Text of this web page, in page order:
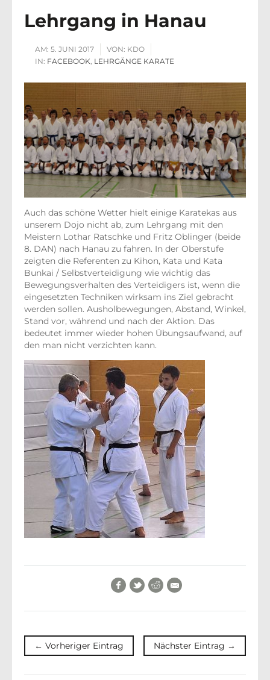
Lehrgang in Hanau
AM: 5. JUNI 2017 VON: KDO
IN: FACEBOOK, LEHRGÄNGE KARATE
Auch das schöne Wetter hielt einige Karatekas aus
unserem Dojo nicht ab, zum Lehrgang mit den
Meistern Lothar Ratschke und Fritz Oblinger (beide
8. DAN) nach Hanau zu fahren. In der Oberstufe
zeigten die Referenten zu Kihon, Kata und Kata
Bunkai / Selbstverteidigung wie wichtig das
Bewegungsverhalten des Verteidigers ist, wenn die
eingesetzten Techniken wirksam ins Ziel gebracht
werden sollen. Ausholbewegungen, Abstand, Winkel,
Stand vor, während und nach der Aktion. Das
bedeutet immer wieder hohen Übungsaufwand, auf
den man nicht verzichten kann.
Facebook
TwitterReddit
← Vorheriger Eintrag Nächster Eintrag →